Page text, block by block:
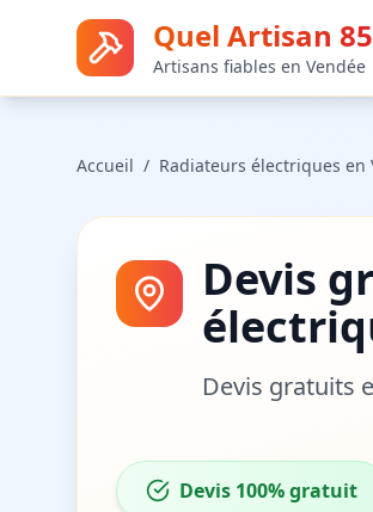
Quel Artisan 85
Artisans fiables en Vendée
Accueil / Radiateurs électriques en
Devis
Devis gratuits
Devis 100% gratuit